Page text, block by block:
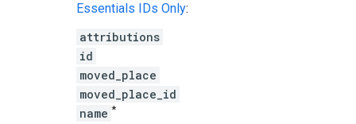
Essentials IDs Only:
attributions
id
moved_place
moved_place_id
name *